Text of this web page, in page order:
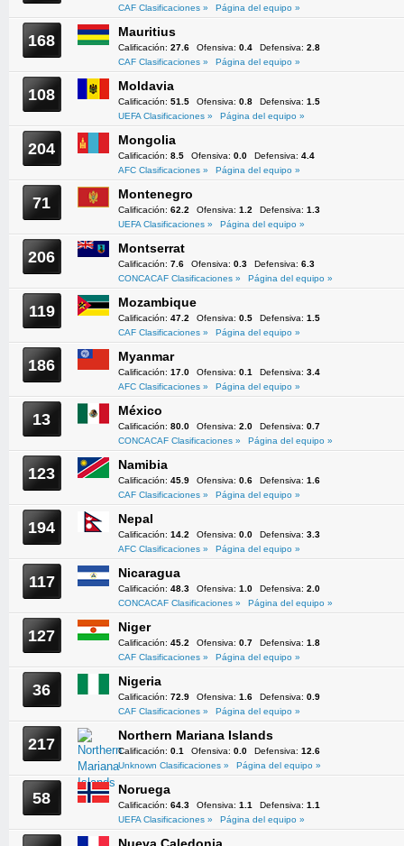
CAF Clasificaciones »
Página del equipo »
168 Mauritius
Calificación: 27.6 Ofensiva: 0.4 Defensiva: 2.8
CAF Clasificaciones »
Página del equipo »
108 Moldavia
Calificación: 51.5 Ofensiva: 0.8 Defensiva: 1.5
UEFA Clasificaciones »
Página del equipo »
204 Mongolia
Calificación: 8.5 Ofensiva: 0.0 Defensiva: 4.4
AFC Clasificaciones »
Página del equipo »
71 Montenegro
Calificación: 62.2 Ofensiva: 1.2 Defensiva: 1.3
UEFA Clasificaciones »
Página del equipo »
206 Montserrat
Calificación: 7.6 Ofensiva: 0.3 Defensiva: 6.3
CONCACAF Clasificaciones »
Página del equipo »
119 Mozambique
Calificación: 47.2 Ofensiva: 0.5 Defensiva: 1.5
CAF Clasificaciones »
Página del equipo »
186 Myanmar
Calificación: 17.0 Ofensiva: 0.1 Defensiva: 3.4
AFC Clasificaciones »
Página del equipo »
13 México
Calificación: 80.0 Ofensiva: 2.0 Defensiva: 0.7
CONCACAF Clasificaciones »
Página del equipo »
123 Namibia
Calificación: 45.9 Ofensiva: 0.6 Defensiva: 1.6
CAF Clasificaciones »
Página del equipo »
194 Nepal
Calificación: 14.2 Ofensiva: 0.0 Defensiva: 3.3
AFC Clasificaciones »
Página del equipo »
117 Nicaragua
Calificación: 48.3 Ofensiva: 1.0 Defensiva: 2.0
CONCACAF Clasificaciones »
Página del equipo »
127 Niger
Calificación: 45.2 Ofensiva: 0.7 Defensiva: 1.8
CAF Clasificaciones »
Página del equipo »
36 Nigeria
Calificación: 72.9 Ofensiva: 1.6 Defensiva: 0.9
CAF Clasificaciones »
Página del equipo »
217 Northern Mariana Islands
Calificación: 0.1 Ofensiva: 0.0 Defensiva: 12.6
Unknown Clasificaciones »
Página del equipo »
58 Noruega
Calificación: 64.3 Ofensiva: 1.1 Defensiva: 1.1
UEFA Clasificaciones »
Página del equipo »